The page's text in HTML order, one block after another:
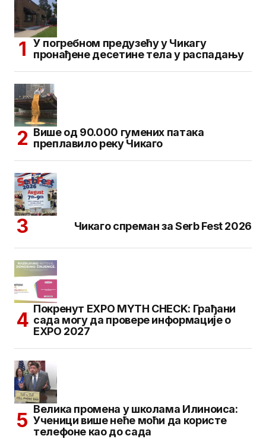
У погребном предузећу у Чикагу
пронађене десетине тела у распадању
Више од 90.000 гумених патака
преплавило реку Чикаго
Чикаго спреман за Serb Fest 2026
Покренут EXPO MYTH CHECK: Грађани
сада могу да провере информације о
EXPO 2027
Велика промена у школама Илиноиса:
Ученици више неће моћи да користе
телефоне као до сада